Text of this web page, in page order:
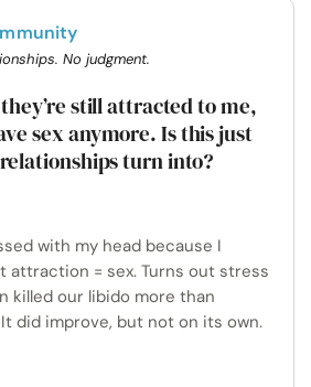
No judgment.
still attracted to me,
sex anymore. Is this just
turn into?
with my head because I
attraction = sex. Turns out stress
killed our libido more than
did improve, but not on its own.